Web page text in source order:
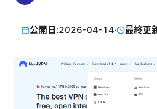
公開日:2026-04-14· 最終更